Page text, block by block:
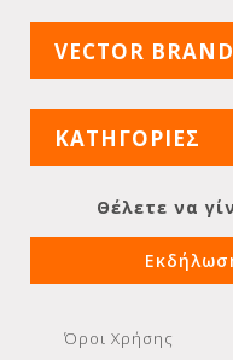
VECTOR
ΚΑΤΗΓΟΡΙΕΣ
Θέλετε να
Όροι Χρήσης